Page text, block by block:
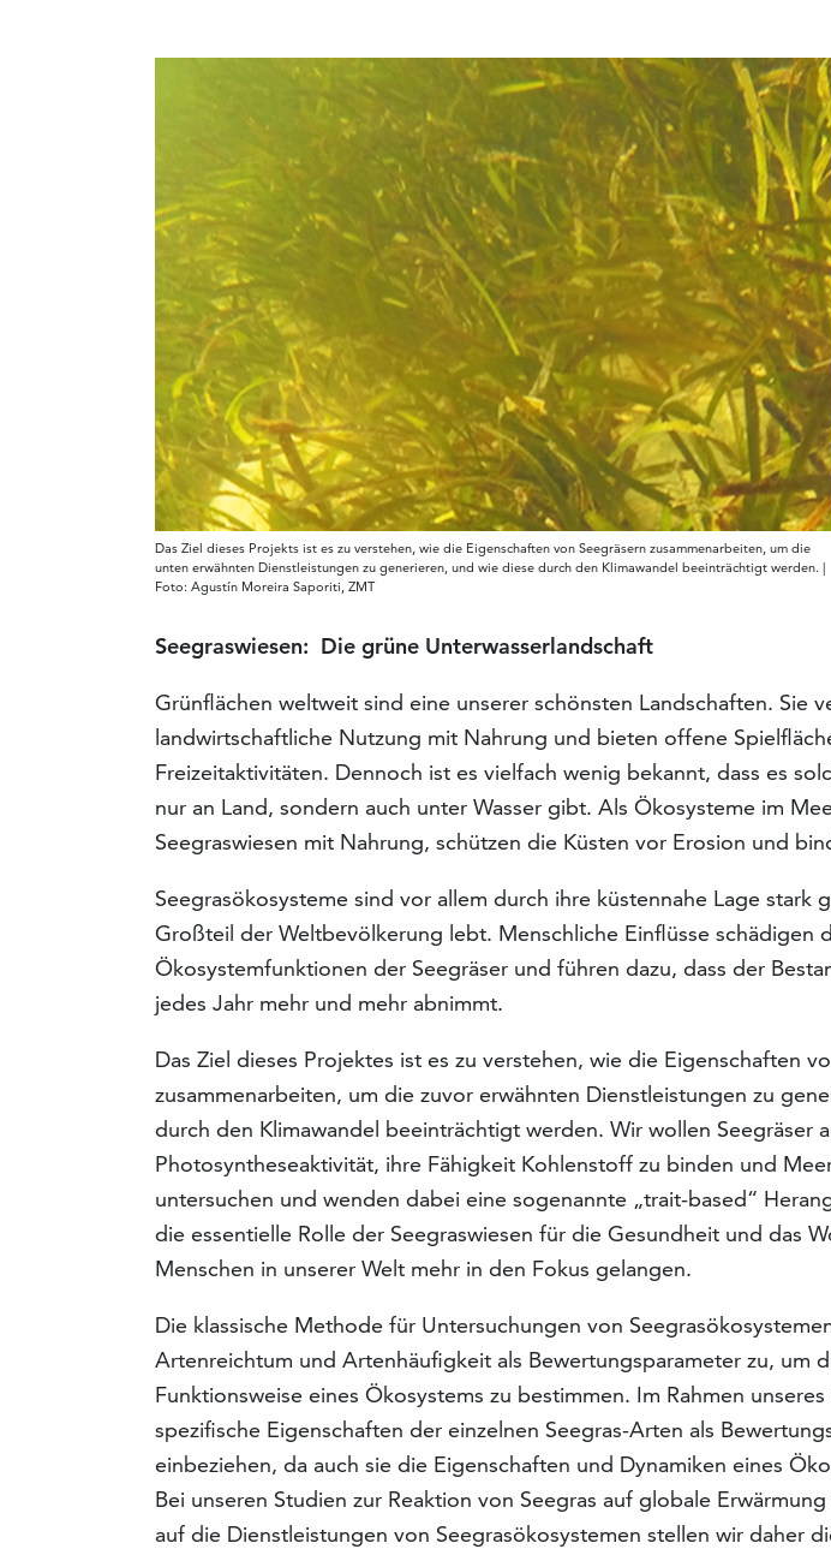
Das Ziel dieses Projekts ist es zu verstehen, wie die Eigenschaften von Seegräsern zusammenarbeiten, um die
unten erwähnten Dienstleistungen zu generieren, und wie diese durch den Klimawandel beeinträchtigt werden. |
Foto: Agustín Moreira Saporiti, ZMT
Seegraswiesen: Die grüne Unterwasserlandschaft
Grünflächen weltweit sind eine unserer schönsten Landschaften. Sie
landwirtschaftliche Nutzung mit Nahrung und bieten offene
Freizeitaktivitäten. Dennoch ist es vielfach wenig bekannt, dass es
nur an Land, sondern auch unter Wasser gibt. Als Ökosysteme im
Seegraswiesen mit Nahrung, schützen die Küsten vor Erosion und
Seegrasökosysteme sind vor allem durch ihre küstennahe Lage stark
Großteil der Weltbevölkerung lebt. Menschliche Einflüsse schädigen
Ökosystemfunktionen der Seegräser und führen dazu, dass der
jedes Jahr mehr und mehr abnimmt.
Das Ziel dieses Projektes ist es zu verstehen, wie die Eigenschaften
zusammenarbeiten, um die zuvor erwähnten Dienstleistungen zu
durch den Klimawandel beeinträchtigt werden. Wir wollen Seegräser
Photosyntheseaktivität, ihre Fähigkeit Kohlenstoff zu binden und
untersuchen und wenden dabei eine sogenannte „trait-based“
die essentielle Rolle der Seegraswiesen für die Gesundheit und das
Menschen in unserer Welt mehr in den Fokus gelangen.
Die klassische Methode für Untersuchungen von
Artenreichtum und Artenhäufigkeit als Bewertungsparameter zu, um
Funktionsweise eines Ökosystems zu bestimmen. Im Rahmen
spezifische Eigenschaften der einzelnen Seegras-Arten als
einbeziehen, da auch sie die Eigenschaften und Dynamiken eines
Bei unseren Studien zur Reaktion von Seegras auf globale
auf die Dienstleistungen von Seegrasökosystemen stellen wir daher